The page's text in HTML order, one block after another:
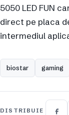
5050 LED FUN
direct pe placa
intermediul
biostar gaming
DISTRIBUIE